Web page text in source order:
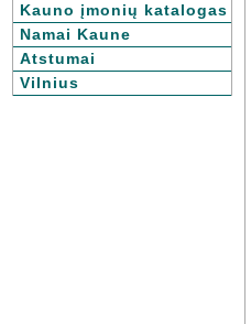
Kauno įmonių katalogas
Namai Kaune
Atstumai
Vilnius